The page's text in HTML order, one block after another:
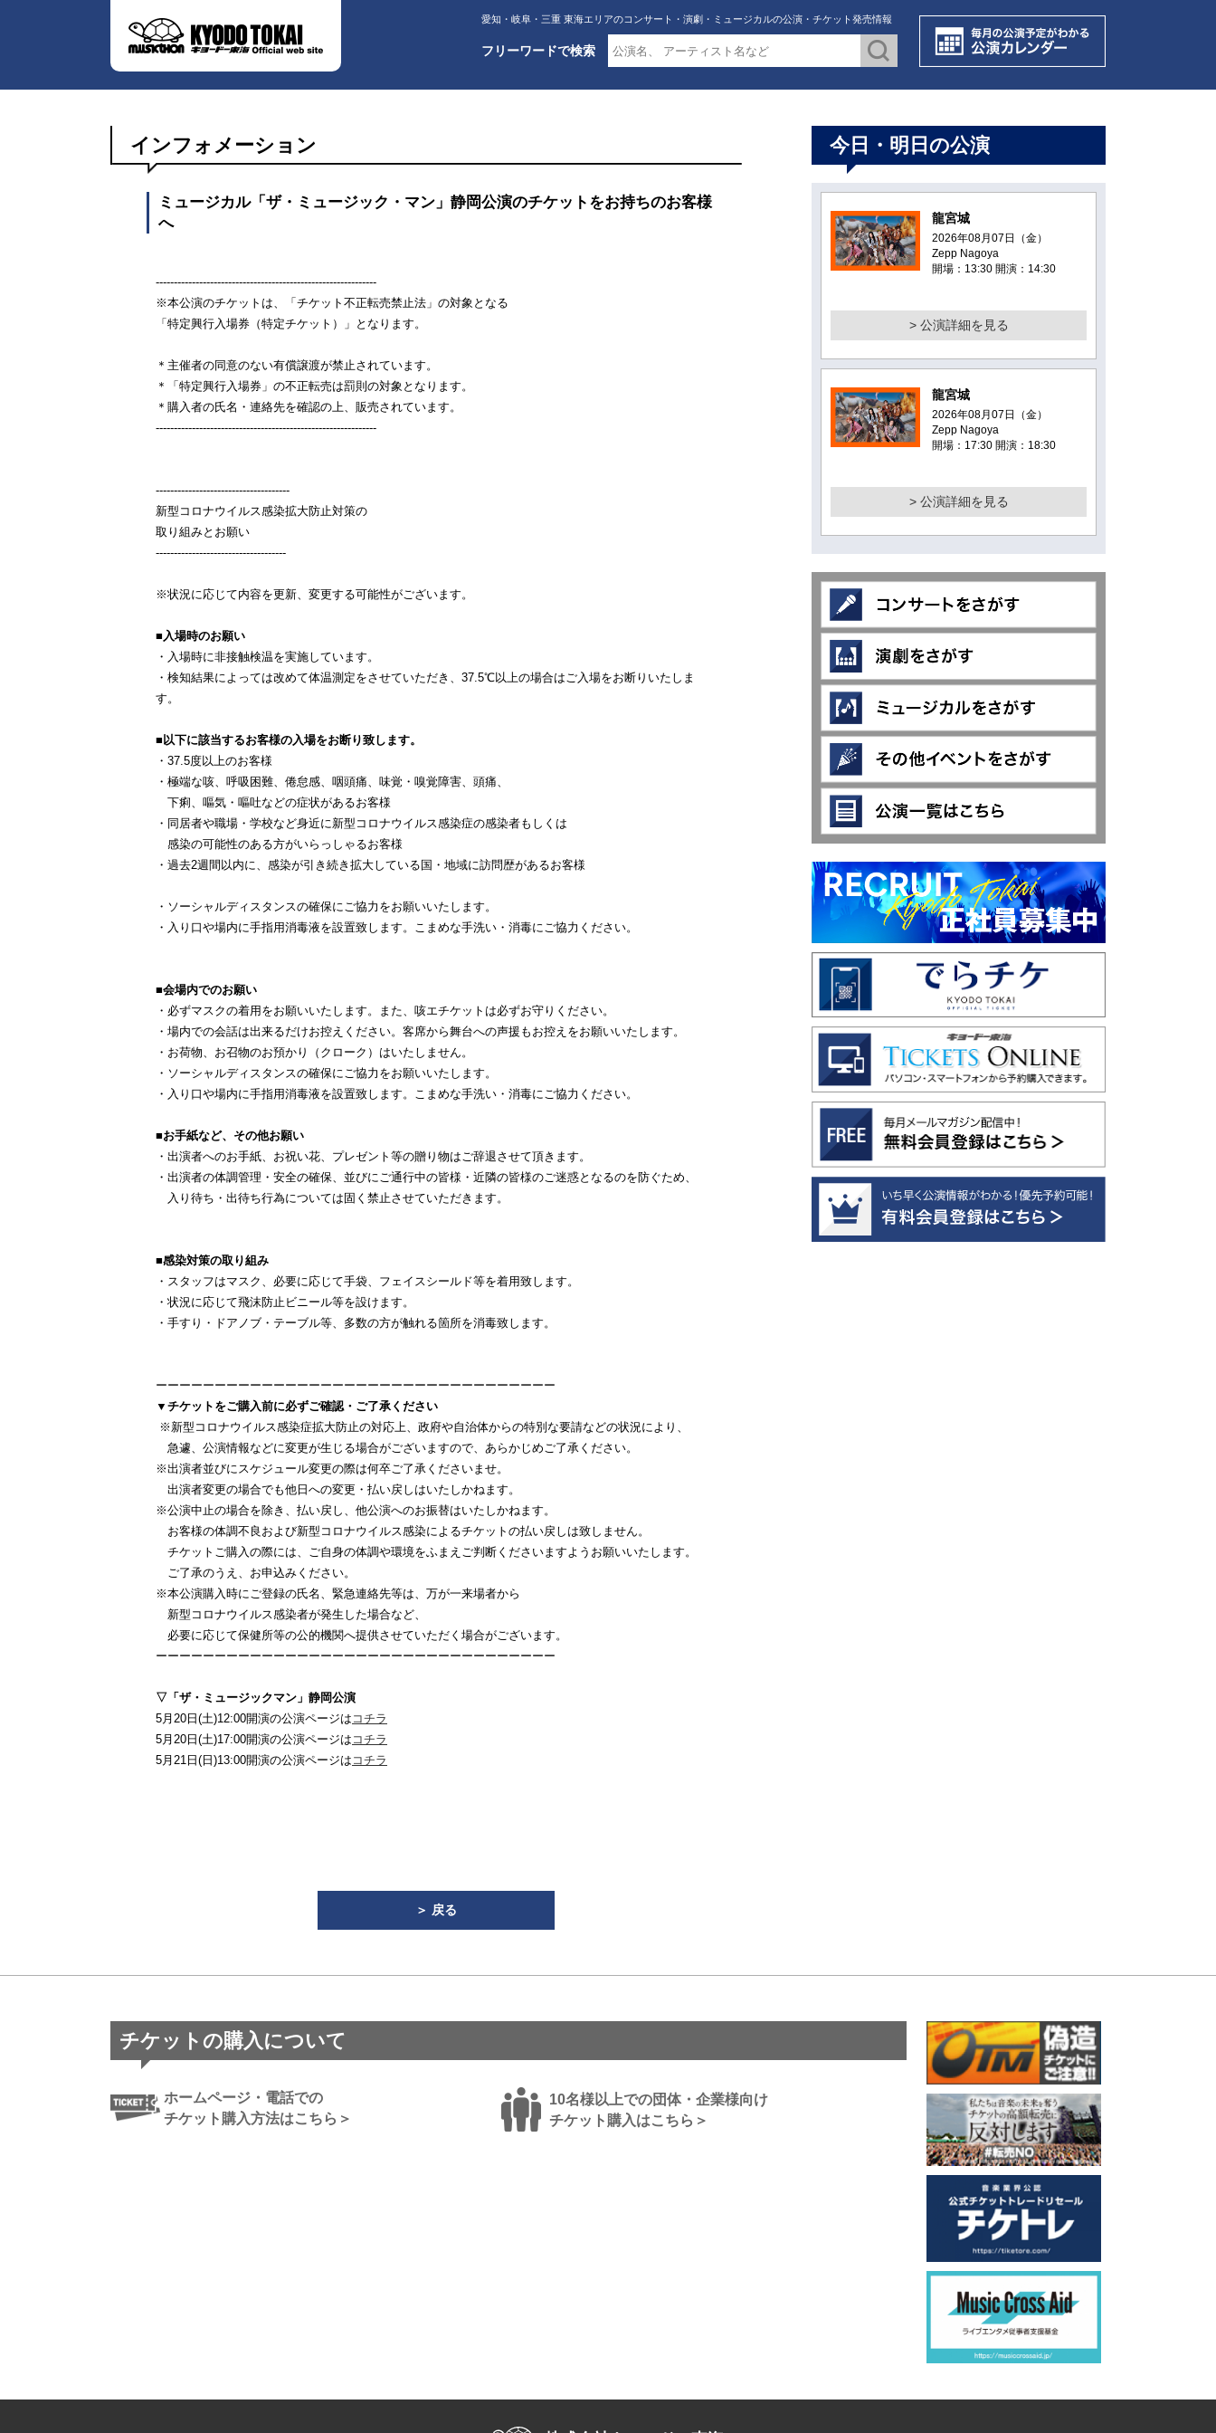
愛知・岐阜・三重 東海エリアのコンサート・演劇・ミュージカルの公演・チケット発売情報
フリーワードで検索
インフォメーション
ミュージカル「ザ・ミュージック・マン」静岡公演のチケットをお持ちのお客様
へ
-------------------------------------------------------------
※本公演のチケットは、「チケット不正転売禁止法」の対象となる
「特定興行入場券（特定チケット）」となります。
＊主催者の同意のない有償譲渡が禁止されています。
＊「特定興行入場券」の不正転売は罰則の対象となります。
＊購入者の氏名・連絡先を確認の上、販売されています。
-------------------------------------------------------------
-------------------------------------
新型コロナウイルス感染拡大防止対策の
取り組みとお願い
------------------------------------
※状況に応じて内容を更新、変更する可能性がございます。
■入場時のお願い
・入場時に非接触検温を実施しています。
・検知結果によっては改めて体温測定をさせていただき、37.5℃以上の場合はご入場をお断りいたしま
す。
■以下に該当するお客様の入場をお断り致します。
・37.5度以上のお客様
・極端な咳、呼吸困難、倦怠感、咽頭痛、味覚・嗅覚障害、頭痛、
下痢、嘔気・嘔吐などの症状があるお客様
・同居者や職場・学校など身近に新型コロナウイルス感染症の感染者もしくは
感染の可能性のある方がいらっしゃるお客様
・過去2週間以内に、感染が引き続き拡大している国・地域に訪問歴があるお客様
・ソーシャルディスタンスの確保にご協力をお願いいたします。
・入り口や場内に手指用消毒液を設置致します。こまめな手洗い・消毒にご協力ください。
■会場内でのお願い
・必ずマスクの着用をお願いいたします。また、咳エチケットは必ずお守りください。
・場内での会話は出来るだけお控えください。客席から舞台への声援もお控えをお願いいたします。
・お荷物、お召物のお預かり（クローク）はいたしません。
・ソーシャルディスタンスの確保にご協力をお願いいたします。
・入り口や場内に手指用消毒液を設置致します。こまめな手洗い・消毒にご協力ください。
■お手紙など、その他お願い
・出演者へのお手紙、お祝い花、プレゼント等の贈り物はご辞退させて頂きます。
・出演者の体調管理・安全の確保、並びにご通行中の皆様・近隣の皆様のご迷惑となるのを防ぐため、
入り待ち・出待ち行為については固く禁止させていただきます。
■感染対策の取り組み
・スタッフはマスク、必要に応じて手袋、フェイスシールド等を着用致します。
・状況に応じて飛沫防止ビニール等を設けます。
・手すり・ドアノブ・テーブル等、多数の方が触れる箇所を消毒致します。
ーーーーーーーーーーーーーーーーーーーーーーーーーーーーーーーーーー
▼チケットをご購入前に必ずご確認・ご了承ください
※新型コロナウイルス感染症拡大防止の対応上、政府や自治体からの特別な要請などの状況により、
急遽、公演情報などに変更が生じる場合がございますので、あらかじめご了承ください。
※出演者並びにスケジュール変更の際は何卒ご了承くださいませ。
出演者変更の場合でも他日への変更・払い戻しはいたしかねます。
※公演中止の場合を除き、払い戻し、他公演へのお振替はいたしかねます。
お客様の体調不良および新型コロナウイルス感染によるチケットの払い戻しは致しません。
チケットご購入の際には、ご自身の体調や環境をふまえご判断くださいますようお願いいたします。
ご了承のうえ、お申込みください。
※本公演購入時にご登録の氏名、緊急連絡先等は、万が一来場者から
新型コロナウイルス感染者が発生した場合など、
必要に応じて保健所等の公的機関へ提供させていただく場合がございます。
ーーーーーーーーーーーーーーーーーーーーーーーーーーーーーーーーーー
▽「ザ・ミュージックマン」静岡公演
5月20日(土)12:00開演の公演ページは コチラ
5月20日(土)17:00開演の公演ページは コチラ
5月21日(日)13:00開演の公演ページは コチラ
＞ 戻る
今日・明日の公演
龍宮城
2026年08月07日（金）
Zepp Nagoya
開場：13:30 開演：14:30
> 公演詳細を見る
龍宮城
2026年08月07日（金）
Zepp Nagoya
開場：17:30 開演：18:30
> 公演詳細を見る
チケットの購入について
ホームページ・電話での
チケット購入方法はこちら＞
10名様以上での団体・企業様向け
チケット購入はこちら＞